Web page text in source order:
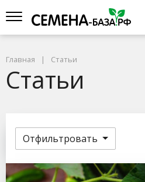
Главная Статьи
Статьи
Отфильтровать